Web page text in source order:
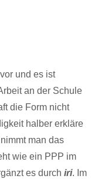
und es ist
an der Schule
die Form nicht
halber erkläre
man das
wie ein PPP im
es durch iri. Im